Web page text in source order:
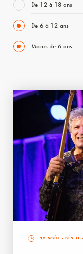
De 12 à 18 ans
De 6 à 12 ans
Moins de 6 ans
30 AOÛT - DÈS 11